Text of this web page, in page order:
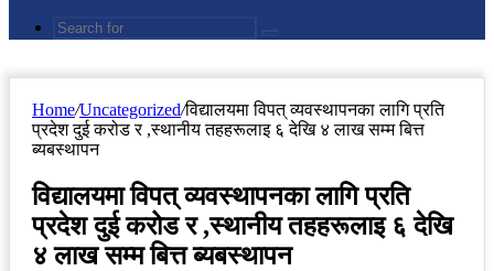
Search
Home/Uncategorized/विद्यालयमा विपत् व्यवस्थापनका लागि प्रति
प्रदेश दुई करोड र ,स्थानीय तहहरूलाइ ६ देखि ४ लाख सम्म बित्त
ब्यबस्थापन
विद्यालयमा विपत् व्यवस्थापनका लागि प्रति
प्रदेश दुई करोड र ,स्थानीय तहहरूलाइ ६ देखि
४ लाख सम्म बित्त ब्यबस्थापन